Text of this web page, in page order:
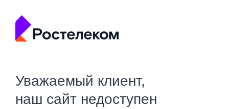
Уважаемый клиент,
наш сайт недоступен